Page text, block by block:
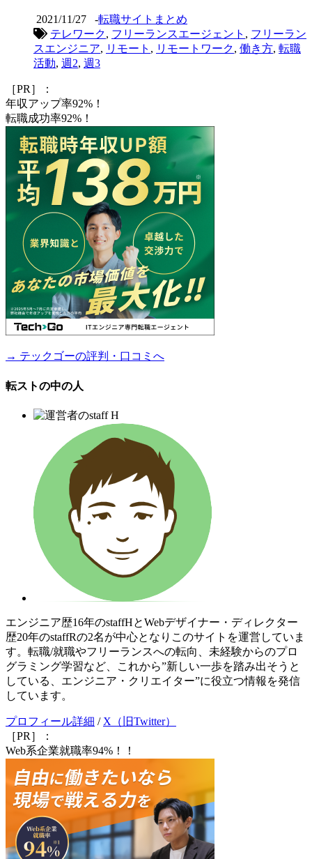
2021/11/27 -転職サイトまとめ
テレワーク, フリーランスエージェント , フリーラン
スエンジニア, リモート , リモートワーク, 働き方, 転職
活動, 週2, 週3
［PR］：
年収アップ率92%！
転職成功率92%！
→ テックゴーの評判・口コミへ
転ストの中の人
エンジニア歴16年のstaffHとWebデザイナー・ディレクター
歴20年のstaffRの2名が中心となりこのサイトを運営していま
す。転職/就職やフリーランスへの転向、未経験からのプロ
グラミング学習など、これから”新しい一歩を踏み出そうと
している、エンジニア・クリエイター”に役立つ情報を発信
しています。
プロフィール詳細 / X（旧Twitter）
［PR］：
Web系企業就職率94%！！